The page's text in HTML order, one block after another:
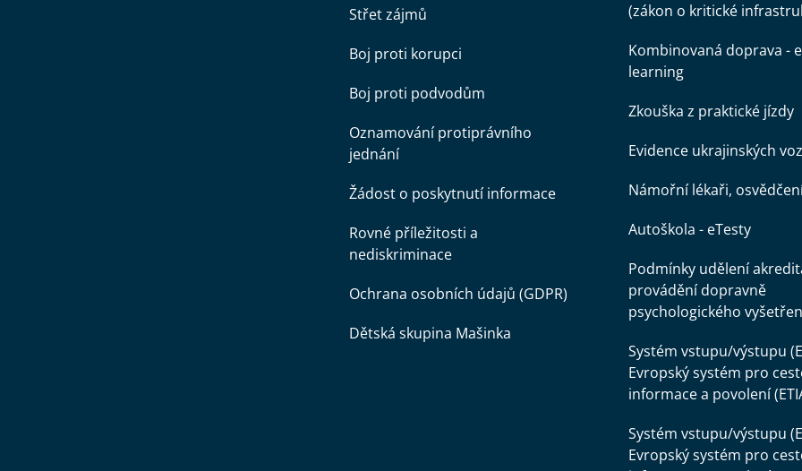
Střet zájmů
Boj proti korupci
Boj proti podvodům
Oznamování protiprávního
jednání
Žádost o poskytnutí informace
Rovné příležitosti a
nediskriminace
Ochrana osobních údajů (GDPR)
Dětská skupina Mašinka
(zákon o kritické
Kombinovaná doprava -
learning
Zkouška z praktické jízdy
Evidence ukrajinských
Námořní lékaři,
Autoškola - eTesty
Podmínky udělení
provádění dopravně
psychologického
Systém vstupu/výstupu
Evropský systém pro
informace a povolení
Systém vstupu/výstupu
Evropský systém pro